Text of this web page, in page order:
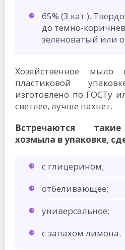
65% (3 кат.).
до темно-
зеленоватый или
Хозяйственное
пластиковой
изготовлено по ГОСТу
светлее, лучше пахнет.
Встречаются
хозмыла в упаковке,
с глицерином;
отбеливающее;
универсальное;
с запахом лимона.